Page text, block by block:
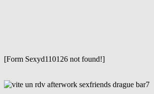
[Form Sexyd110126 not found!]